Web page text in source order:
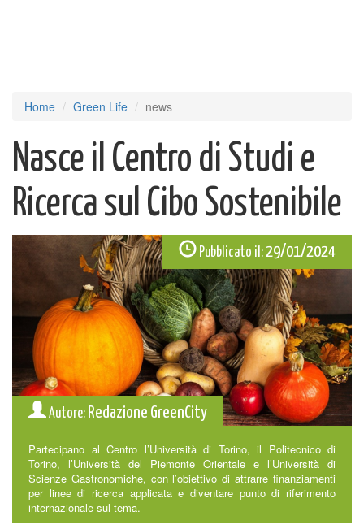
Home Green Life news
Nasce il Centro di Studi e
Ricerca sul Cibo Sostenibile
Pubblicato il:29/01/2024
Autore: Redazione GreenCity
Partecipano al Centro l’Università di Torino, il Politecnico di
Torino, l’Università del Piemonte Orientale e l’Università di
Scienze Gastronomiche, con l’obiettivo di attrarre finanziamenti
per linee di ricerca applicata e diventare punto di riferimento
internazionale sul tema.